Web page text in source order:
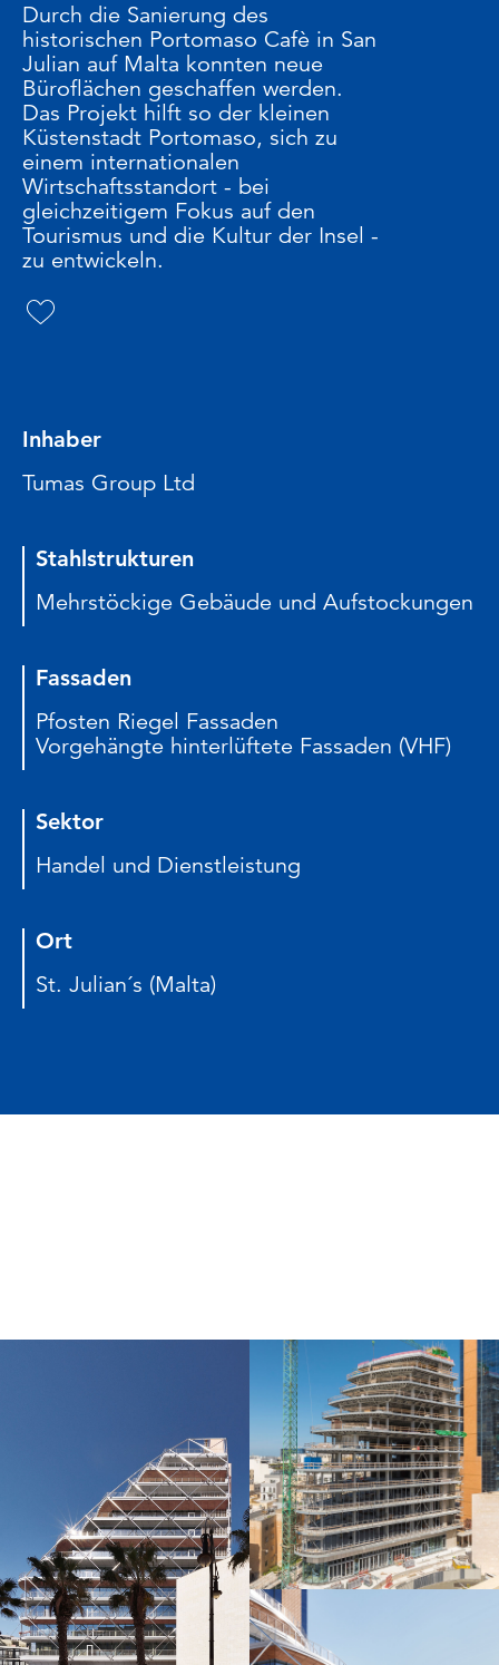
Durch die Sanierung des
historischen Portomaso Cafè in San
Julian auf Malta konnten neue
Büroflächen geschaffen werden.
Das Projekt hilft so der kleinen
Küstenstadt Portomaso, sich zu
einem internationalen
Wirtschaftsstandort - bei
gleichzeitigem Fokus auf den
Tourismus und die Kultur der Insel -
zu entwickeln.
Inhaber
Tumas Group Ltd
Stahlstrukturen
Mehrstöckige Gebäude und Aufstockungen
Fassaden
Pfosten Riegel Fassaden
Vorgehängte hinterlüftete Fassaden (VHF)
Sektor
Handel und Dienstleistung
Ort
St. Julian´s (Malta)